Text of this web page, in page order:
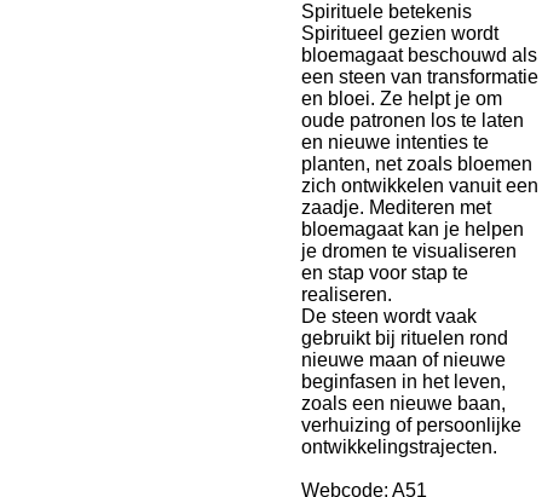
Spirituele betekenis
Spiritueel gezien wordt
bloemagaat beschouwd als
een steen van transformatie
en bloei. Ze helpt je om
oude patronen los te laten
en nieuwe intenties te
planten, net zoals bloemen
zich ontwikkelen vanuit een
zaadje. Mediteren met
bloemagaat kan je helpen
je dromen te visualiseren
en stap voor stap te
realiseren.
De steen wordt vaak
gebruikt bij rituelen rond
nieuwe maan of nieuwe
beginfasen in het leven,
zoals een nieuwe baan,
verhuizing of persoonlijke
ontwikkelingstrajecten.
Webcode: A51